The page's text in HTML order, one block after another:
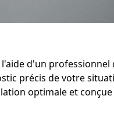
d'un
précis de votre
optimale et